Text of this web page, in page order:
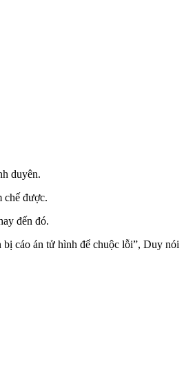
duyên.
chế được.
đến đó.
cáo án t‌ử hìn‌h để chuộc lỗi”, Duy nói